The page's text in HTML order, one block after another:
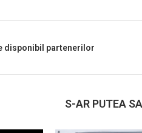
disponibil partenerilor
S-AR PUTEA